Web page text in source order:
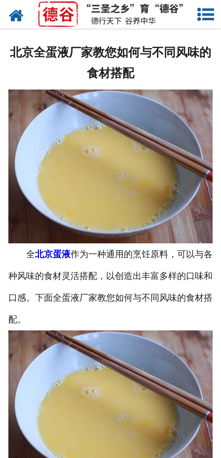
网站首页
卤蛋
产品中心
新闻中心
走进德谷
招商加盟
联系我们
北京全蛋液厂家教您如何与不同风味的
食材搭配
全北京蛋液作为一种通用的烹饪原料，可以与各
种风味的食材灵活搭配，以创造出丰富多样的口味和
口感。下面全蛋液厂家教您如何与不同风味的食材搭
配。